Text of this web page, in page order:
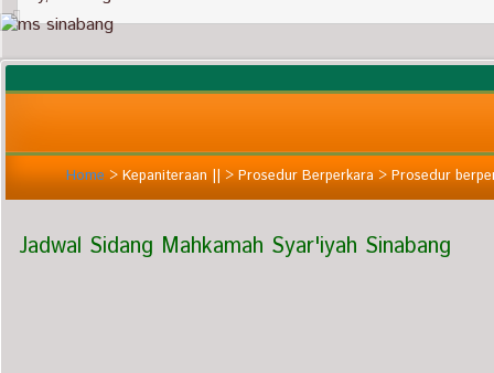
Home>Kepaniteraan ||>Prosedur Berperkara>Prosedur
Jadwal Sidang Mahkamah Syar'iyah Sinabang